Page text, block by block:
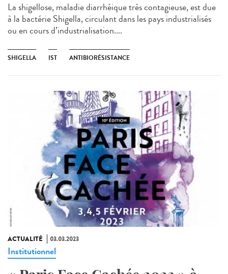
La shigellose, maladie diarrhéique très contagieuse, est due
à la bactérie Shigella, circulant dans les pays industrialisés
ou en cours d’industrialisation....
SHIGELLA IST ANTIBIORÉSISTANCE
ACTUALITÉ 03.03.2023
Institutionnel